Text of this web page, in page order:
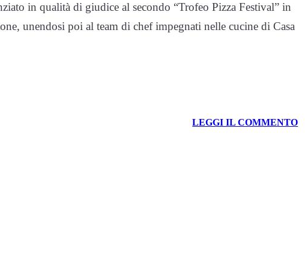
in qualità di giudice al secondo “Trofeo Pizza Festival” in
unendosi poi al team di chef impegnati nelle cucine di Casa
LEGGI IL COMMENTO